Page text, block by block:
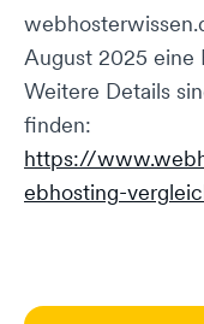
August 2025 eine
Weitere Details
finden:
https://
ebhosting-